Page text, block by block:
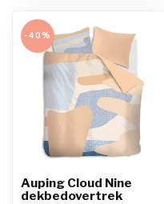
-40%
Auping Cloud Nine
dekbedovertrek